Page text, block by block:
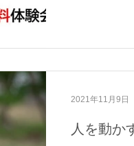
人を動か
2021年11月9日